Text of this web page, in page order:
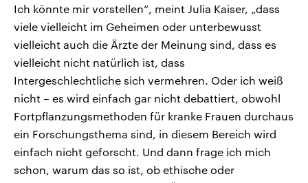
Ich könnte mir vorstellen“, meint Julia Kaiser, „dass
viele vielleicht im Geheimen oder unterbewusst
vielleicht auch die Ärzte der Meinung sind, dass es
vielleicht nicht natürlich ist, dass
Intergeschlechtliche sich vermehren. Oder ich weiß
nicht – es wird einfach gar nicht debattiert, obwohl
Fortpflanzungsmethoden für kranke Frauen durchaus
ein Forschungsthema sind, in diesem Bereich wird
einfach nicht geforscht. Und dann frage ich mich
schon, warum das so ist, ob ethische oder